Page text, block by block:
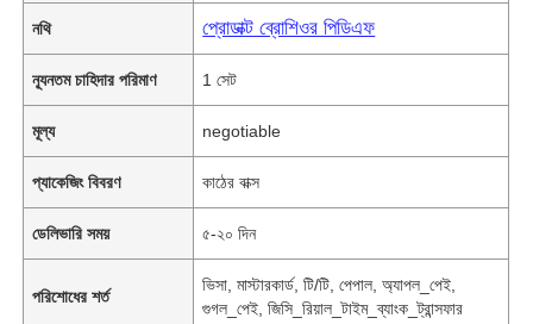
নথি প্রোডাক্ট ব্রোশিওর পিডিএফ
ন্যূনতম চাহিদার পরিমাণ 1 সেট
মূল্য negotiable
প্যাকেজিং বিবরণ কাঠের বাক্স
ডেলিভারি সময় ৫-২০ দিন
পরিশোধের শর্ত
ভিসা, মাস্টারকার্ড, টি/টি, পেপাল, অ্যাপল_পেই,
গুগল_পেই, জিসি_রিয়াল_টাইম_ব্যাংক_ট্রান্সফার